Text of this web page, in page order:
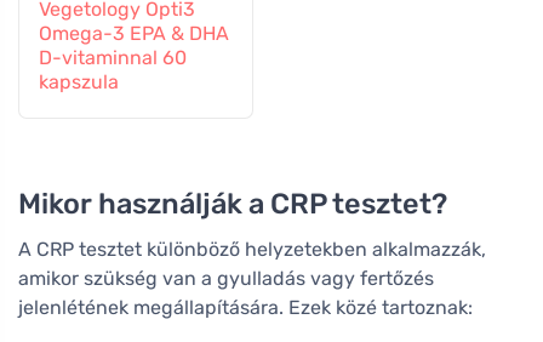
Vegetology Opti3
Omega-3 EPA & DHA
D-vitaminnal 60
kapszula
Mikor használják a CRP tesztet?
A CRP tesztet különböző helyzetekben alkalmazzák,
amikor szükség van a gyulladás vagy fertőzés
jelenlétének megállapítására. Ezek közé tartoznak: